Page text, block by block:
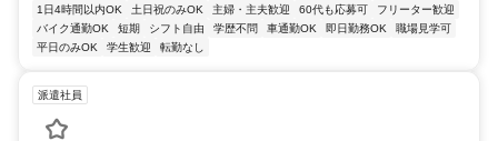
1日4時間以内OK
土日祝のみOK 主婦・主夫歓迎 60代も応募可
フリーター歓迎
バイク通勤OK
短期 シフト自由 学歴不問 車通勤OK 即日勤務OK
職場見学可
平日のみOK
学生歓迎 転勤なし
派遣社員